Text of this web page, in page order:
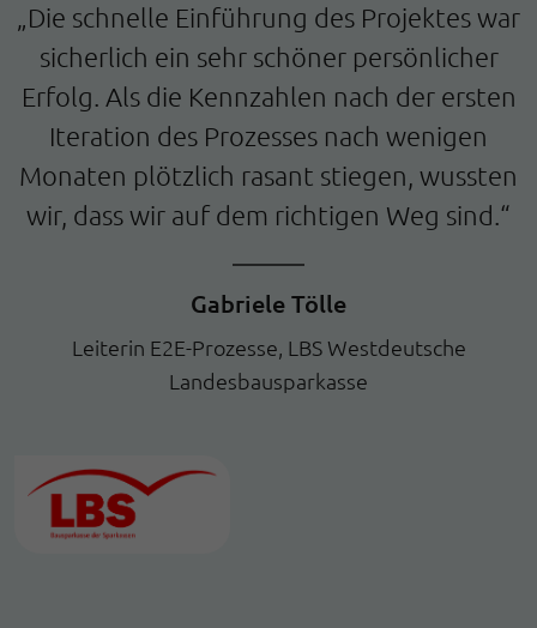
„Die schnelle Einführung des Projektes war
sicherlich ein sehr schöner persönlicher
Erfolg. Als die Kennzahlen nach der ersten
Iteration des Prozesses nach wenigen
Monaten plötzlich rasant stiegen, wussten
wir, dass wir auf dem richtigen Weg sind.“
Gabriele Tölle
Leiterin E2E-Prozesse, LBS Westdeutsche
Landesbausparkasse